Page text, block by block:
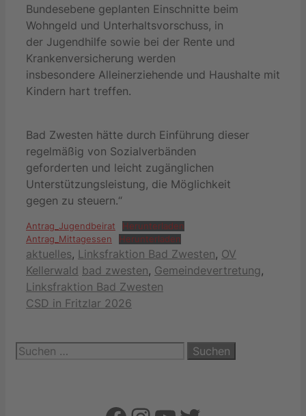
Bundesebene geplanten Einschnitte beim
Wohngeld und Unterhaltsvorschuss, in
der Jugendhilfe sowie bei der Rente und
Krankenversicherung werden
insbesondere Alleinerziehende und Haushalte mit
Kindern hart treffen.
Bad Zwesten hätte durch Einführung dieser
regelmäßig von Sozialverbänden
geforderten und leicht zugänglichen
Unterstützungsleistung, die Möglichkeit
gegen zu steuern.“
Antrag_Jugendbeirat
Herunterladen
Antrag_Mittagessen
Herunterladen
Kategorien
aktuelles, Linksfraktion Bad Zwesten, OV
Kellerwald Schlagwörter
bad zwesten, Gemeindevertretung,
Linksfraktion Bad Zwesten
CSD in Fritzlar 2026
Suchen
nach: